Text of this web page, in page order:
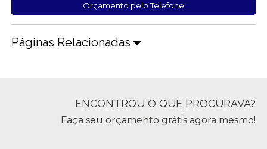
Orçamento pelo Telefone
Páginas Relacionadas
ENCONTROU O QUE PROCURAVA?
Faça seu orçamento grátis agora mesmo!